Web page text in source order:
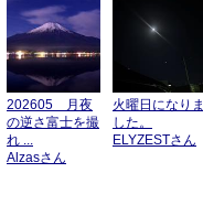
202605 月夜
の逆さ富士を撮
れ ...
Alzasさん
火曜日になりま
した。
ELYZESTさん